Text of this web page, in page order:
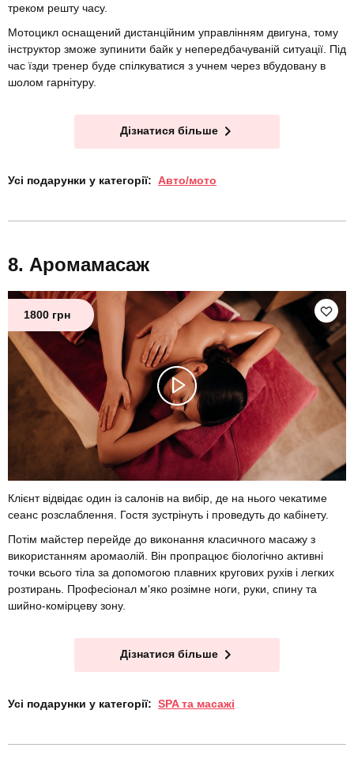
треком решту часу.
Мотоцикл оснащений дистанційним управлінням двигуна, тому
інструктор зможе зупинити байк у непередбачуваній ситуації. Під
час їзди тренер буде спілкуватися з учнем через вбудовану в
шолом гарнітуру.
Дізнатися більше
Усі подарунки у категорії: Авто/мото
Аромамасаж
1800 грн
Клієнт відвідає один із салонів на вибір, де на нього чекатиме
сеанс розслаблення. Гостя зустрінуть і проведуть до кабінету.
Потім майстер перейде до виконання класичного масажу з
використанням аромаолій. Він пропрацює біологічно активні
точки всього тіла за допомогою плавних кругових рухів і легких
розтирань. Професіонал м'яко розімне ноги, руки, спину та
шийно-комірцеву зону.
Дізнатися більше
Усі подарунки у категорії: SPA та масажі